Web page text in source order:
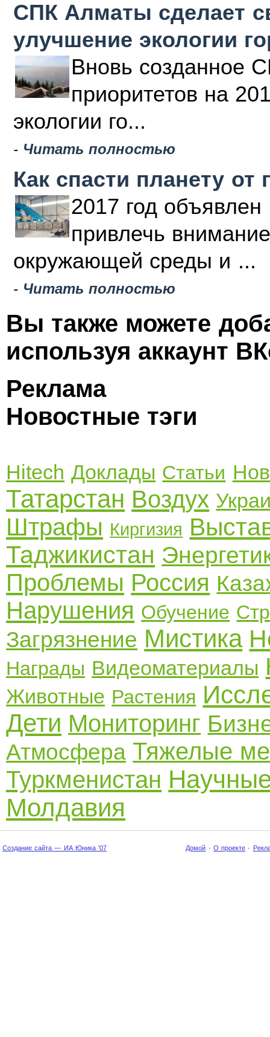
СПК Алматы сделает
улучшение экологии
Вновь созданное
приоритетов на
экологии го...
- Читать полностью
Как спасти планету от
2017 год объявлен
привлечь
окружающей среды и ...
- Читать полностью
Вы также можете
используя аккаунт
Реклама
Новостные тэги
Hitech Доклады Статьи
Татарстан Воздух
Штрафы Киргизия
Таджикистан
Проблемы Россия
Нарушения Обучение
Загрязнение Мистика
Награды Видеоматериалы
Животные Растения
Дети Мониторинг
Атмосфера Тяжелые
Туркменистан
Молдавия
Создание сайта — ИА Юника '07 Домой · О проекте ·